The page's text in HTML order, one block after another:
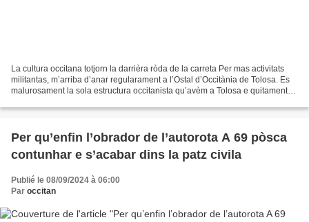
La cultura occitana totjorn la darrièra ròda de la carreta Per mas activitats
militantas, m’arriba d’anar regularament a l’Ostal d’Occitània de Tolosa. Es
malurosament la sola estructura occitanista qu’avèm a Tolosa e quitament
Per qu’enfin l’obrador de l’autorota A 69 pòsca
contunhar e s’acabar dins la patz civila
Publié le 08/09/2024 à 06:00
Par occitan